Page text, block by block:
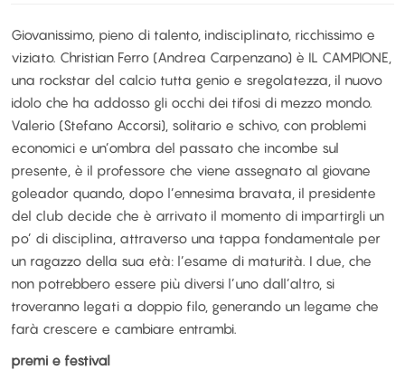
Giovanissimo, pieno di talento, indisciplinato, ricchissimo e
viziato. Christian Ferro (Andrea Carpenzano) è IL CAMPIONE,
una rockstar del calcio tutta genio e sregolatezza, il nuovo
idolo che ha addosso gli occhi dei tifosi di mezzo mondo.
Valerio (Stefano Accorsi), solitario e schivo, con problemi
economici e un’ombra del passato che incombe sul
presente, è il professore che viene assegnato al giovane
goleador quando, dopo l’ennesima bravata, il presidente
del club decide che è arrivato il momento di impartirgli un
po’ di disciplina, attraverso una tappa fondamentale per
un ragazzo della sua età: l’esame di maturità. I due, che
non potrebbero essere più diversi l’uno dall’altro, si
troveranno legati a doppio filo, generando un legame che
farà crescere e cambiare entrambi.
premi e festival